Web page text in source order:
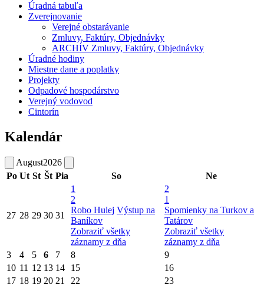
Úradná tabuľa
Zverejnovanie
Verejné obstarávanie
Zmluvy, Faktúry, Objednávky
ARCHÍV Zmluvy, Faktúry, Objednávky
Úradné hodiny
Miestne dane a poplatky
Projekty
Odpadové hospodárstvo
Verejný vodovod
Cintorín
Kalendár
August2026
Po Ut St Št Pia So Ne
27 28 29 30 31
1
2
Robo Hulej Výstup na
Baníkov
Zobraziť všetky
záznamy z dňa
2
1
Spomienky na Turkov a
Tatárov
Zobraziť všetky
záznamy z dňa
3
4 5 6 7 8
9
10 11 12 13 14 15
16
17 18 19 20 21 22
23